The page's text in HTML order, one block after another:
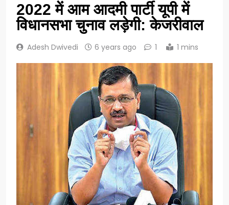
2022 में आम आदमी पार्टी यूपी में
विधानसभा चुनाव लड़ेगी: केजरीवाल
Adesh Dwivedi 6 years ago 1 1 mins